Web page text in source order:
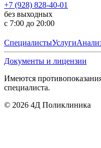
+7 (928) 828-40-01
без выходных
с 7:00 до 20:00
СпециалистыУслуги
Документы и лицензии
Имеются
специалиста.
© 2026 4Д Поликлиника